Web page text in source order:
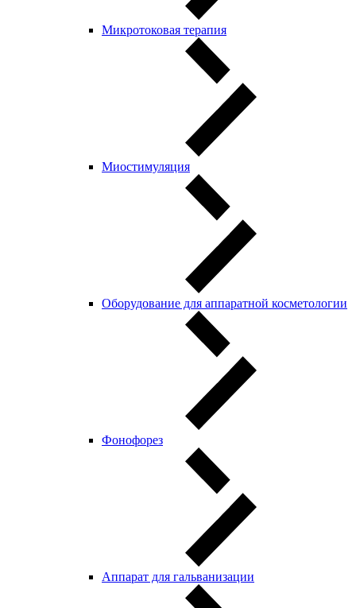
Микротоковая терапия
Миостимуляция
Оборудование для аппаратной косметологии
Фонофорез
Аппарат для гальванизации